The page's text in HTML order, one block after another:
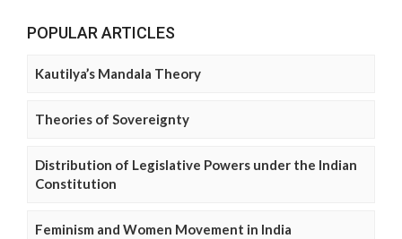
POPULAR ARTICLES
Kautilya’s Mandala Theory
Theories of Sovereignty
Distribution of Legislative Powers under the Indian
Constitution
Feminism and Women Movement in India